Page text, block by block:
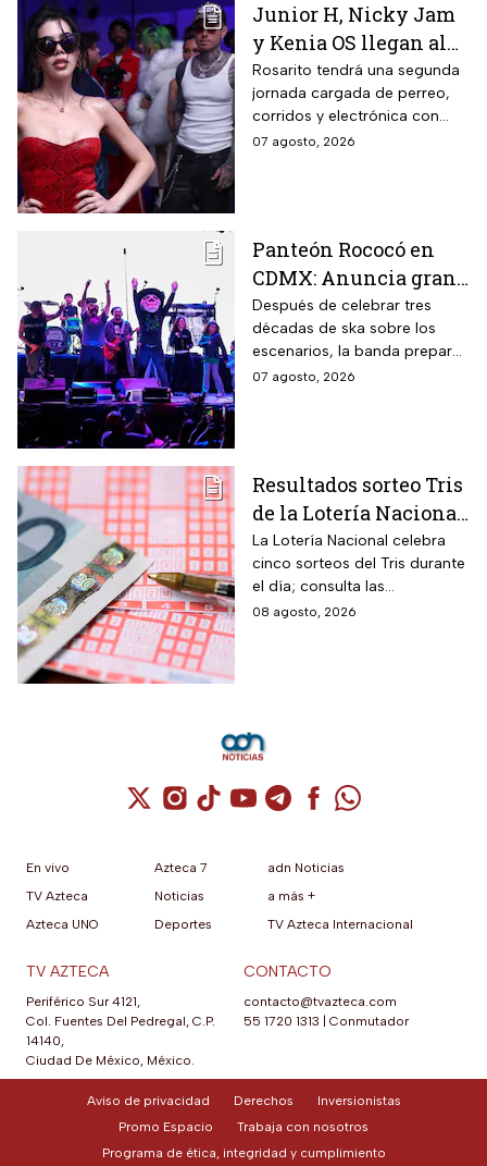
Junior H, Nicky Jam
y Kenia OS llegan al
Baja Beach Fest 2026:
Estos son los horarios
del sábado
Rosarito tendrá una segunda
jornada cargada de perreo,
corridos y electrónica con
Farruko, Jowell y Randy, Zion y
07 agosto, 2026
Panteón Rococó en
CDMX: Anuncia gran
cierre de gira en el
Estadio GNP
Después de celebrar tres
décadas de ska sobre los
escenarios, la banda prepara
una última gran fiesta de su
07 agosto, 2026
Resultados sorteo Tris
de la Lotería Nacional
hoy viernes 7 de
agosto 2026: Consulta
los números
ganadores
La Lotería Nacional celebra
cinco sorteos del Tris durante
el día; consulta las
combinaciones ganadoras y
08 agosto, 2026
Cuenta de X / Twitter (se abre en una
Cuenta de Instagram (se abre en una
Cuenta de TikTok (se abre en
Cuenta de YouTube (se abre
Cuenta de Telegram (se
Cuenta de
Cuenta de
En vivo
TV Azteca
Azteca UNO
Azteca 7
Noticias
Deportes
adn Noticias
a más +
TV Azteca Internacional
TV AZTECA
Periférico Sur 4121,
Col. Fuentes Del Pedregal, C.P.
14140,
Ciudad De México, México.
CONTACTO
contacto@tvazteca.com
55 1720 1313
Conmutador
Aviso de privacidad Derechos
Inversionistas
Promo Espacio
Trabaja con nosotros
Programa de ética, integridad y cumplimiento